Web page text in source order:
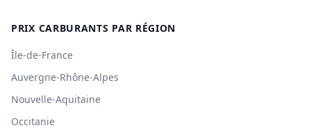
PRIX CARBURANTS PAR RÉGION
Île-de-France
Auvergne-Rhône-Alpes
Nouvelle-Aquitaine
Occitanie